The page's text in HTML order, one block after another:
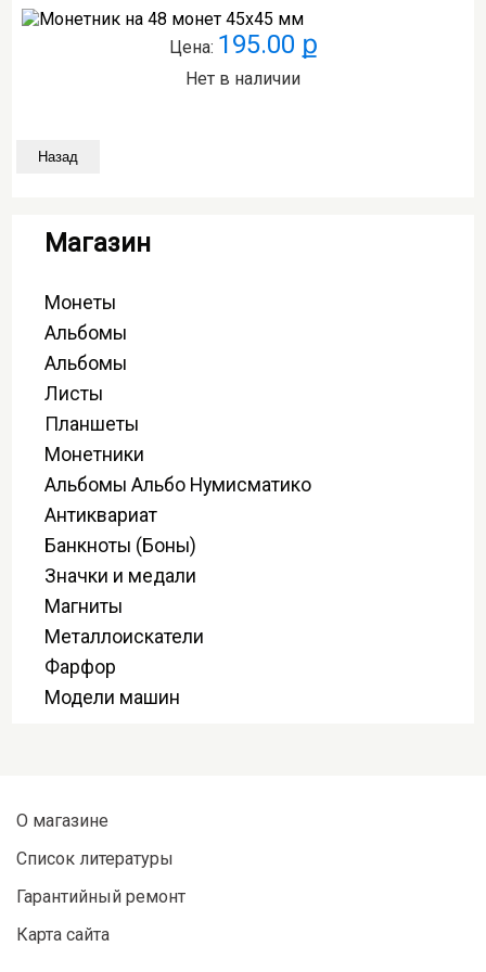
Цена: 195.00 ք
Нет в наличии
Магазин
Монеты
Альбомы
Альбомы
Листы
Планшеты
Монетники
Альбомы Альбо Нумисматико
Антиквариат
Банкноты (Боны)
Значки и медали
Магниты
Металлоискатели
Фарфор
Модели машин
О магазине
Список литературы
Гарантийный ремонт
Карта сайта